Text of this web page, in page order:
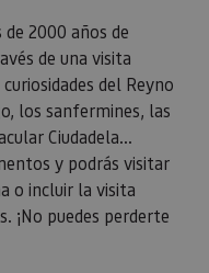
2000 años de
de una visita
del Reyno
los sanfermines, las
Ciudadela...
y podrás visitar
o incluir la visita
¡No puedes perderte